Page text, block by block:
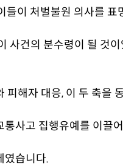
들이 처벌불원 의사를 표
사건의 분수령이 될 것
피해자 대응, 이 두 축을
통사고 집행유예를 이끌
였습니다.